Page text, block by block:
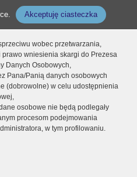
Akceptuję ciasteczka
wobec przetwarzania,
prawo wniesienia skargi do Prezesa
Danych Osobowych,
Pana/Panią danych osobowych
(dobrowolne) w celu udostępnienia
osobowe nie będą podlegały
procesom podejmowania
w tym profilowaniu.